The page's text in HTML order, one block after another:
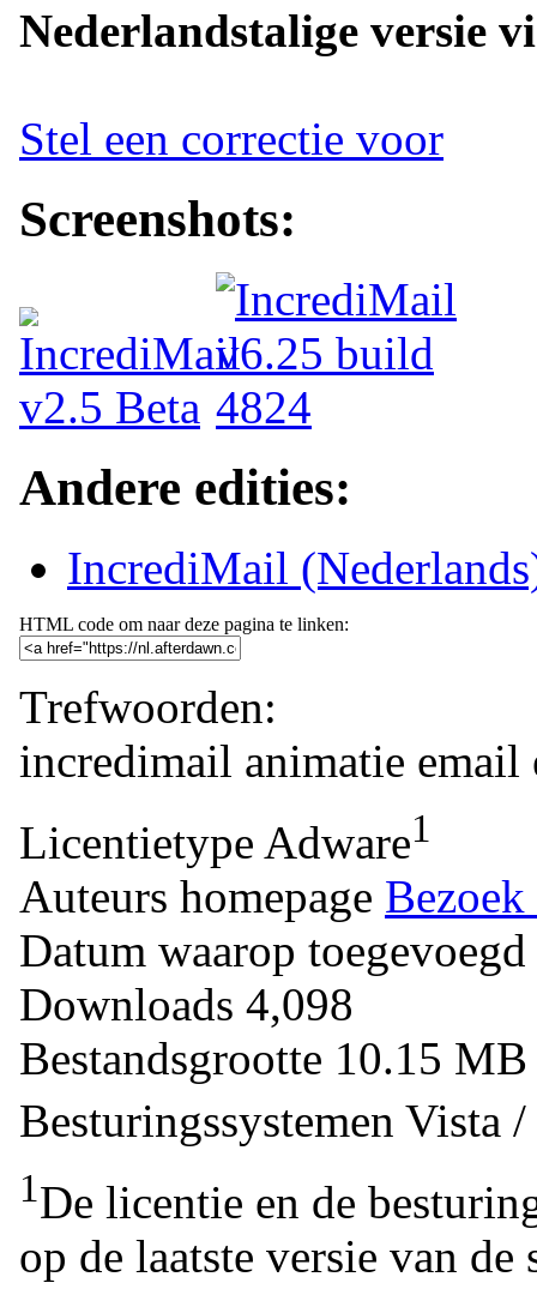
Nederlandstalige versie
Stel een correctie voor
Screenshots:
Andere edities:
IncrediMail
HTML code om naar deze pagina te linken:
Trefwoorden:
incredimail animatie email
Licentietype Adware1
Auteurs homepage
Datum waarop toegevoegd
Downloads 4,098
Bestandsgrootte 10.15
Besturingssystemen Vista
1De licentie en de
op de laatste versie van de